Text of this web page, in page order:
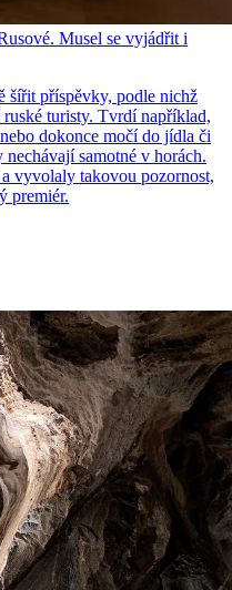
Musel se vyjádřit i
šířit příspěvky, podle nichž
turisty. Tvrdí například,
dokonce močí do jídla či
samotné v horách.
vyvolaly takovou pozornost,
premiér.